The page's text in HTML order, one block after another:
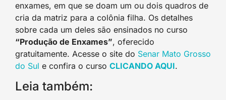
enxames, em que se doam um ou dois quadros de
cria da matriz para a colônia filha. Os detalhes
sobre cada um deles são ensinados no curso
“Produção de Enxames”, oferecido
gratuitamente. Acesse o site do Senar Mato Grosso
do Sul e confira o curso CLICANDO AQUI.
Leia também: